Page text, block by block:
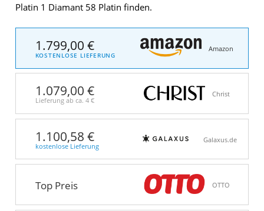
Platin 1 Diamant 58 Platin finden.
1.799,00 €
KOSTENLOSE LIEFERUNG
Amazon
1.079,00 €
Lieferung ab ca. 4 €
Christ
1.100,58 €
kostenlose Lieferung
Galaxus.de
Top Preis OTTO